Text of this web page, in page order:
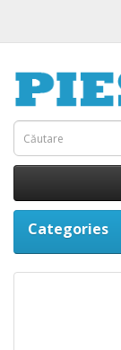
Categories